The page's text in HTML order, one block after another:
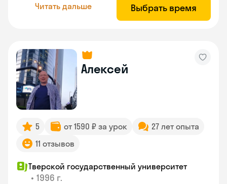
Читать дальше Выбрать время
Алексей
5 от 1590 ₽ за урок
27 лет опыта
11 отзывов
Тверской государственный университет
• 1996 г.